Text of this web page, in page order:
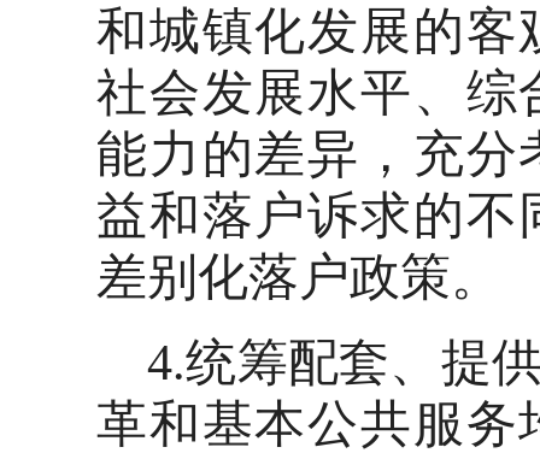
和城镇化发展的客
社会发展水平、综
能力的差异，充分
益和落户诉求的不
差别化落户政策。
4.统筹配套、提
革和基本公共服务